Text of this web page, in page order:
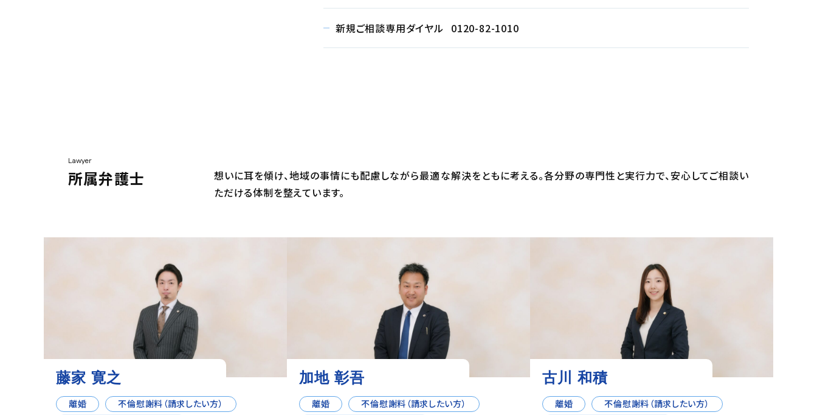
新規ご相談専用ダイヤル 0120-82-1010
Lawyer
所属弁護士
想いに耳を傾け、地域の事情にも配慮しながら最適な解決をともに考える。各分野の専門性と実行力で、安心してご相談い
ただける体制を整えています。
藤家 寛之
離婚
不倫慰謝料（請求したい方）
加地 彰吾
離婚
不倫慰謝料（請求したい方）
古川 和積
離婚
不倫慰謝料（請求したい方）